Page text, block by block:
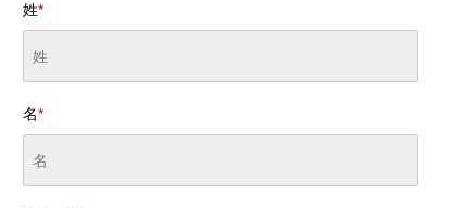
姓*
名*